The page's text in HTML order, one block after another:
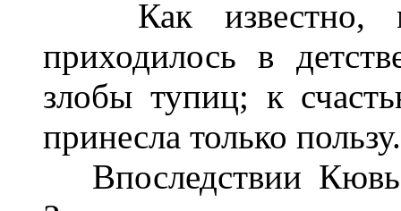
Как известно,
приходилось в
злобы тупиц; к
принесла только пользу.
Впоследствии